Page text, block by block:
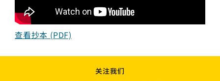
查看抄本 (PDF)
关注我们